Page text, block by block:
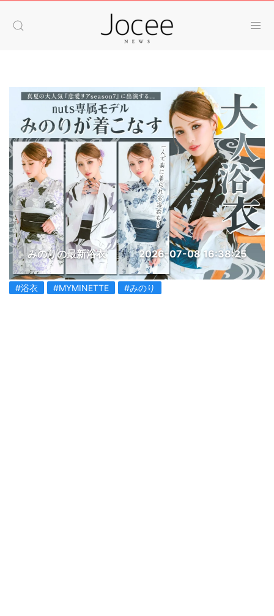
みのりの最新浴衣 2026-07-08 16:38:25
#浴衣 #MYMINETTE #みのり